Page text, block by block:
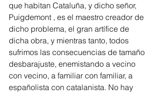
que habitan Cataluña, y dicho señor,
Puigdemont , es el maestro creador de
dicho problema, el gran artífice de
dicha obra, y mientras tanto, todos
sufrimos las consecuencias de tamaño
desbarajuste, enemistando a vecino
con vecino, a familiar con familiar, a
españolista con catalanista. No hay